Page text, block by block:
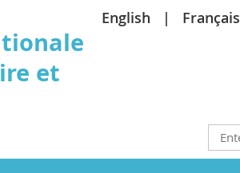
et
English Français